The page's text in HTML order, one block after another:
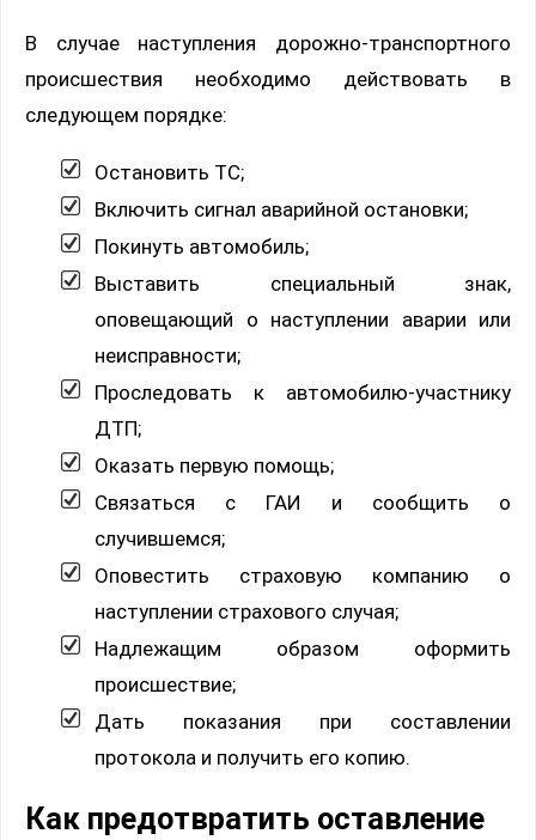
В случае наступления дорожно-транспортного
происшествия необходимо действовать в
следующем порядке:
Остановить ТС;
Включить сигнал аварийной остановки;
Покинуть автомобиль;
Выставить специальный знак,
оповещающий о наступлении аварии или
неисправности;
Проследовать к автомобилю-участнику
ДТП;
Оказать первую помощь;
Связаться с ГАИ и сообщить о
случившемся;
Оповестить страховую компанию о
наступлении страхового случая;
Надлежащим образом оформить
происшествие;
Дать показания при составлении
протокола и получить его копию.
Как предотвратить оставление